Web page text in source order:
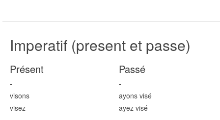
Imperatif (present et passe)
Présent
-
visons
visez
Passé
-
ayons visé
ayez visé